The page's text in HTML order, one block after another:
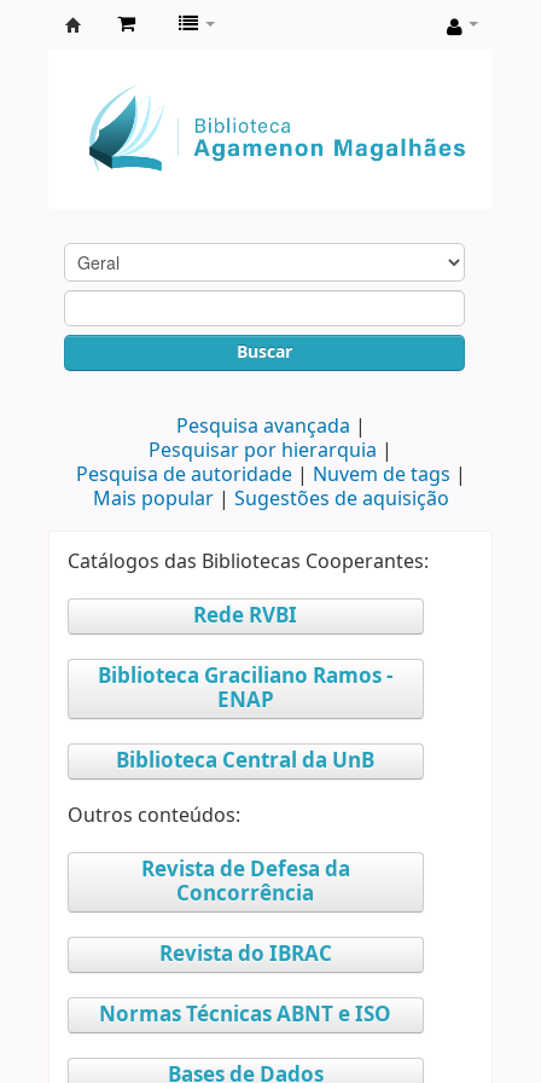
Agamenon
Magalhães
Buscar
Pesquisa avançada
Pesquisar por hierarquia
Pesquisa de autoridade
Nuvem de tags
Mais popular
Sugestões de aquisição
Catálogos das Bibliotecas Cooperantes:
Rede RVBI
Biblioteca Graciliano Ramos -
ENAP
Biblioteca Central da UnB
Outros conteúdos:
Revista de Defesa da
Concorrência
Revista do IBRAC
Normas Técnicas ABNT e ISO
Bases de Dados